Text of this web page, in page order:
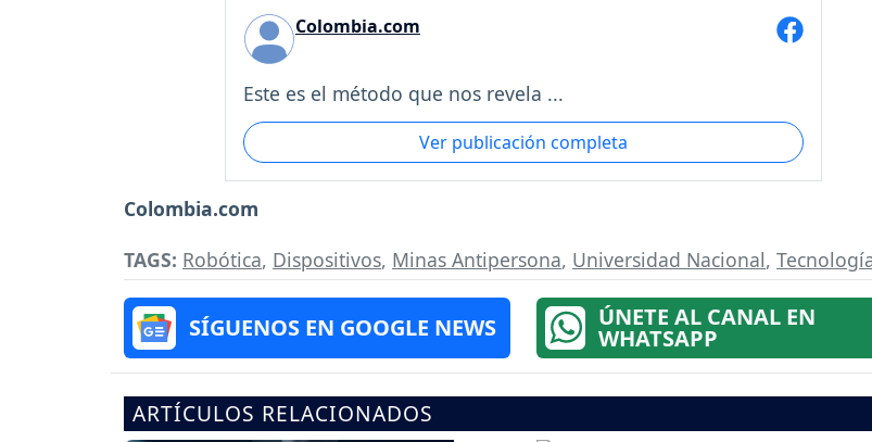
Colombia.com
Este es el método que nos revela ...
Ver publicación completa
Colombia.com
TAGS: Robótica, Dispositivos, Minas Antipersona, Universidad Nacional,
SÍGUENOS EN GOOGLE NEWS ÚNETE AL CANAL EN
WHATSAPP
ARTÍCULOS RELACIONADOS